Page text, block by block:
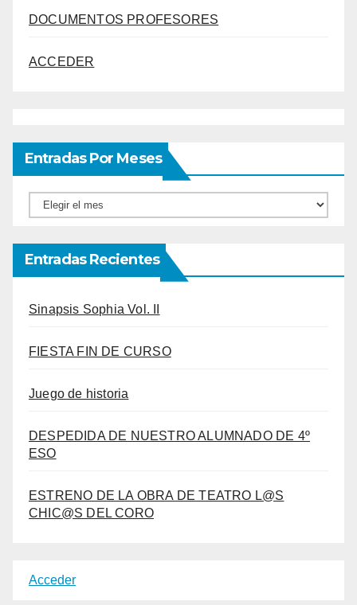
DOCUMENTOS PROFESORES
ACCEDER
Entradas Por Meses
Entradas
Entradas Recientes
Sinapsis Sophia Vol. II
FIESTA FIN DE CURSO
Juego de historia
DESPEDIDA DE NUESTRO ALUMNADO DE 4º
ESO
ESTRENO DE LA OBRA DE TEATRO L@S
CHIC@S DEL CORO
Acceder